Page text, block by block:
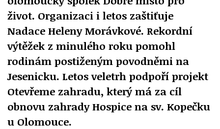
život. Organizaci i letos zaštiťuje
Nadace Heleny Morávkové. Rekordní
výtěžek z minulého roku pomohl
rodinám postiženým povodněmi na
Jesenicku. Letos veletrh podpoří projekt
Otevřeme zahradu, který má za cíl
obnovu zahrady Hospice na sv. Kopečku
u Olomouce.